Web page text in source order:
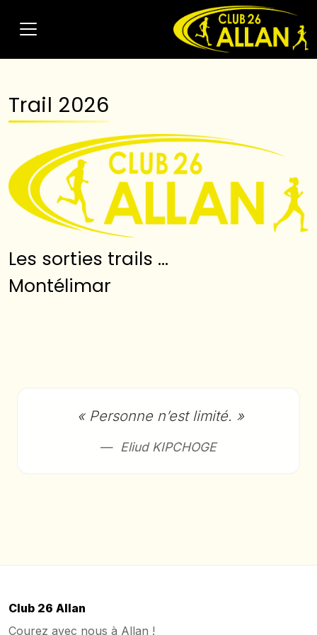
Trail 2026
Les sorties trails …
Montélimar
« Personne n’est limité. »
Eliud KIPCHOGE
Club 26 Allan
Courez avec nous à Allan !